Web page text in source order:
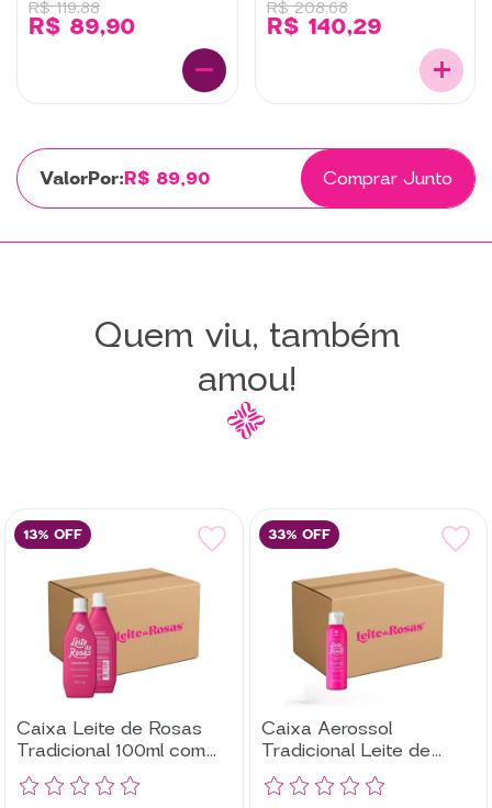
R$ 119,88
R$ 89,90 R$ 208,68
R$ 140,29
Por:R$ 89,90 Comprar Junto
Quem viu, também
amou!
13% OFF
Caixa Leite de Rosas
Tradicional 100ml com
48 UN
33% OFF
Caixa Aerossol
Tradicional Leite de
Rosas com 12 UN